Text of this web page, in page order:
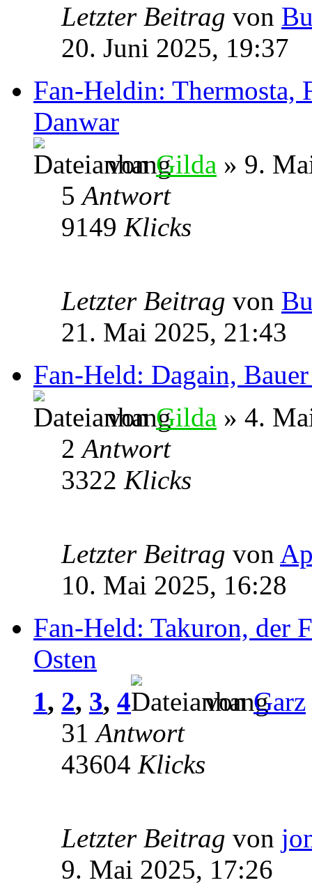
Letzter Beitrag von
20. Juni 2025, 19:37
Fan-Heldin: Thermosta,
Danwar
vonGilda » 9.
5Antwort
9149 Klicks
Letzter Beitrag von
21. Mai 2025, 21:43
Fan-Held: Dagain,
vonGilda » 4.
2Antwort
3322 Klicks
Letzter Beitrag von
10. Mai 2025, 16:28
Fan-Held: Takuron, der
Osten
1, 2, 3, 4 vonGarz
31Antwort
43604 Klicks
Letzter Beitrag von
9. Mai 2025, 17:26